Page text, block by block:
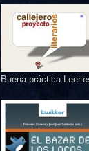
Buena práctica